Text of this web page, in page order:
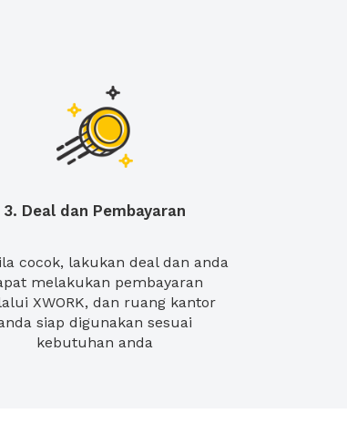
3. Deal dan Pembayaran
cocok, lakukan deal dan anda
melakukan pembayaran
XWORK, dan ruang kantor
siap digunakan sesuai
kebutuhan anda